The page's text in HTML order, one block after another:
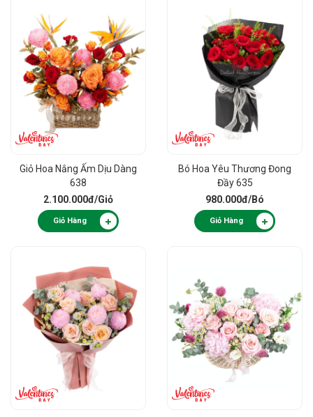
Giỏ Hoa Nắng Ấm Dịu Dàng
638
2.100.000đ/Giỏ
Giỏ Hàng
Bó Hoa Yêu Thương Đong
Đầy 635
980.000đ/Bó
Giỏ Hàng